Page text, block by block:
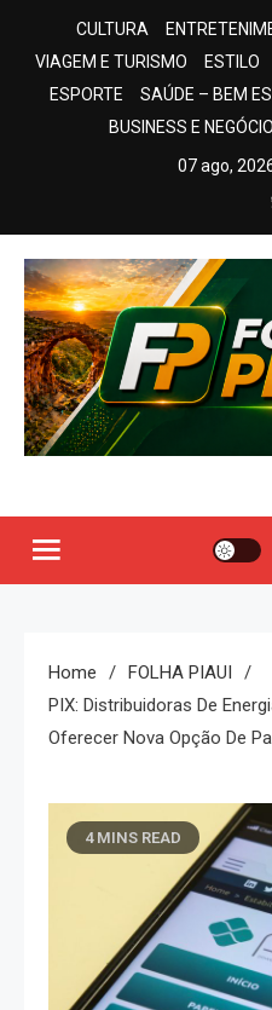
CULTURA
VIAGEM E TURISMO
ESTILO
ESPORTE
SAÚDE – BEM
BUSINESS E
07 ago,
Home
FOLHA PIAUI
PIX: Distribuidoras De
Oferecer Nova Opção De
4 MINS READ